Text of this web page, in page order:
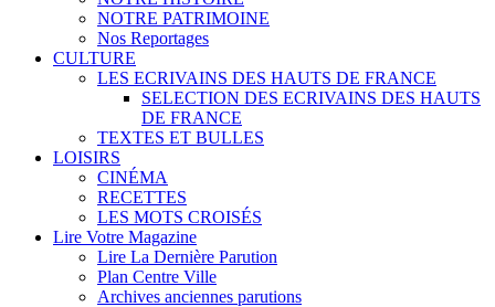
NOTRE PATRIMOINE
Nos Reportages
CULTURE
LES ECRIVAINS DES HAUTS DE FRANCE
SELECTION DES ECRIVAINS DES HAUTS
DE FRANCE
TEXTES ET BULLES
LOISIRS
CINÉMA
RECETTES
LES MOTS CROISÉS
Lire Votre Magazine
Lire La Dernière Parution
Plan Centre Ville
Archives anciennes parutions